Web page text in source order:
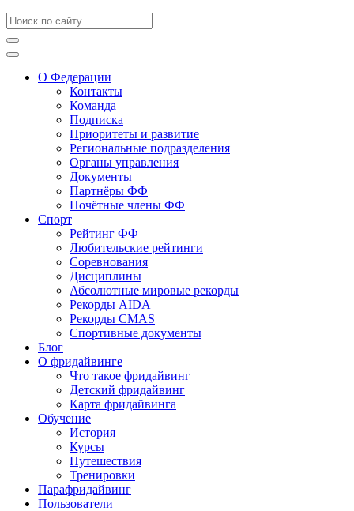
О Федерации
Контакты
Команда
Подписка
Приоритеты и развитие
Региональные подразделения
Органы управления
Документы
Партнёры ФФ
Почётные члены ФФ
Спорт
Рейтинг ФФ
Любительские рейтинги
Соревнования
Дисциплины
Абсолютные мировые рекорды
Рекорды AIDA
Рекорды CMAS
Спортивные документы
Блог
О фридайвинге
Что такое фридайвинг
Детский фридайвинг
Карта фридайвинга
Обучение
История
Курсы
Путешествия
Тренировки
Парафридайвинг
Пользователи